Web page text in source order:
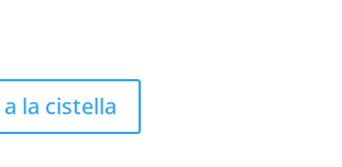
la cistella